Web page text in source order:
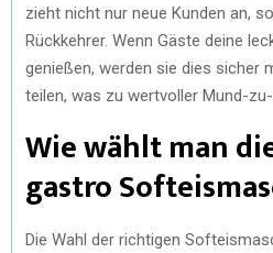
zieht nicht nur neue Kunden an,
Rückkehrer. Wenn Gäste deine
genießen, werden sie dies sicher
teilen, was zu wertvoller Mund-
Wie wählt man
gastro
Die Wahl der richtigen